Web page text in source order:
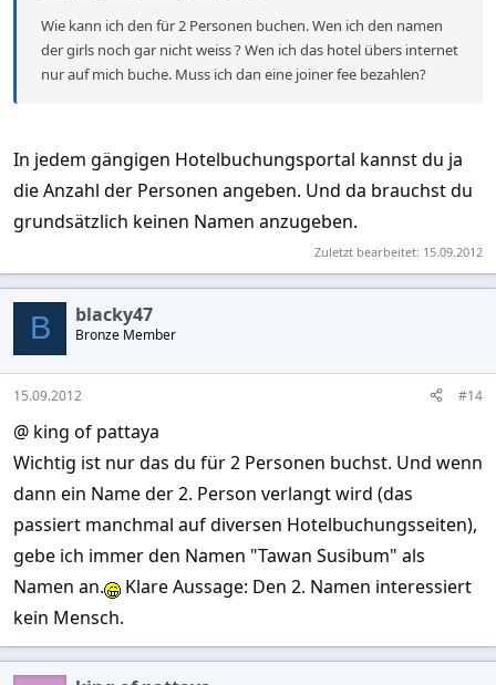
Wie kann ich den für 2 Personen buchen. Wen ich den namen
der girls noch gar nicht weiss ? Wen ich das hotel übers internet
nur auf mich buche. Muss ich dan eine joiner fee bezahlen?
In jedem gängigen Hotelbuchungsportal kannst du ja
die Anzahl der Personen angeben. Und da brauchst du
grundsätzlich keinen Namen anzugeben.
Zuletzt bearbeitet: 15.09.2012
B blacky47
Bronze Member
15.09.2012 #14
@ king of pattaya
Wichtig ist nur das du für 2 Personen buchst. Und wenn
dann ein Name der 2. Person verlangt wird (das
passiert manchmal auf diversen Hotelbuchungsseiten),
gebe ich immer den Namen "Tawan Susibum" als
Namen an.
Klare Aussage: Den 2. Namen interessiert
kein Mensch.